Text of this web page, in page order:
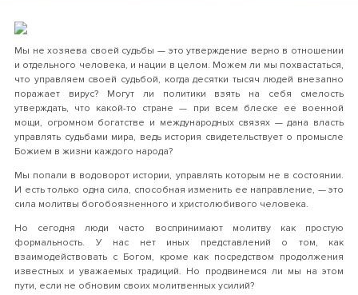
Мы не хозяева своей судьбы — это утверждение верно в отношении
и отдельного человека, и нации в целом. Можем ли мы похвастаться,
что управляем своей судьбой, когда десятки тысяч людей внезапно
поражает вирус? Могут ли политики взять на себя смелость
утверждать, что какой-то стране — при всем блеске ее военной
мощи, огромном богатстве и международных связях — дана власть
управлять судьбами мира, ведь история свидетельствует о промысле
Божием в жизни каждого народа?
Мы попали в водоворот истории, управлять которым не в состоянии.
И есть только одна сила, способная изменить ее направление, — это
сила молитвы богобоязненного и христолюбивого человека.
Но сегодня люди часто воспринимают молитву как простую
формальность. У нас нет иных представлений о том, как
взаимодействовать с Богом, кроме как посредством продолжения
известных и уважаемых традиций. Но продвинемся ли мы на этом
пути, если не обновим своих молитвенных усилий?